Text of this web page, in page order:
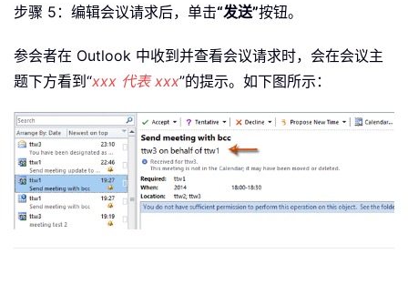
步骤 5：编辑会议请求后，单击“发送”按钮。
参会者在 Outlook 中收到并查看会议请求时，会在会议主
题下方看到“xxx 代表 xxx”的提示。如下图所示：